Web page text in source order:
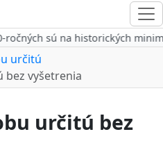
sú na historických
určitú
bez vyšetrenia
určitú bez